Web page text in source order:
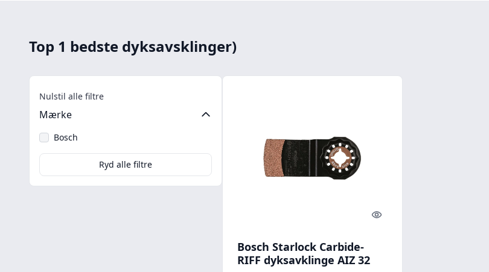
Top 1 bedste dyksavsklinger)
Nulstil alle filtre
Mærke
Bosch
Ryd alle filtre
Quick look
Bosch Starlock Carbide-
RIFF dyksavklinge AIZ 32